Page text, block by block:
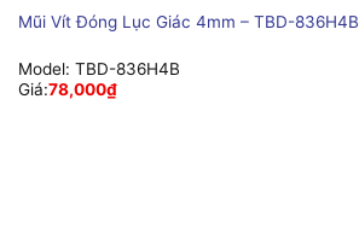
Mũi Vít Đóng Lục Giác 4mm – TBD-836H4B
Model: TBD-836H4B
Giá:78,000₫